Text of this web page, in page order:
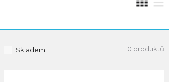
Skladem 10 produktů